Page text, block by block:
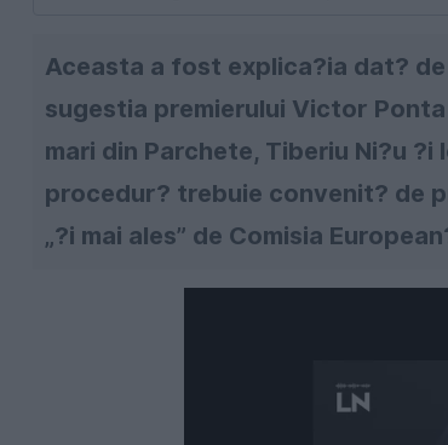
Aceasta a fost explica?ia dat?
sugestia premierului Victor
mari din Parchete, Tiberiu Ni?u ?i
procedur? trebuie convenit? de
„?i mai ales” de Comisia